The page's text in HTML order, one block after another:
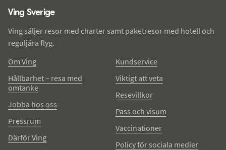
Ving Sverige
Ving säljer resor med charter samt paketresor med hotell och
reguljära flyg.
Om Ving
Hållbarhet – resa med
omtanke
Jobba hos oss
Pressrum
Därför Ving
Kundservice
Viktigt att veta
Resevillkor
Pass och visum
Vaccinationer
Policy för sociala medier